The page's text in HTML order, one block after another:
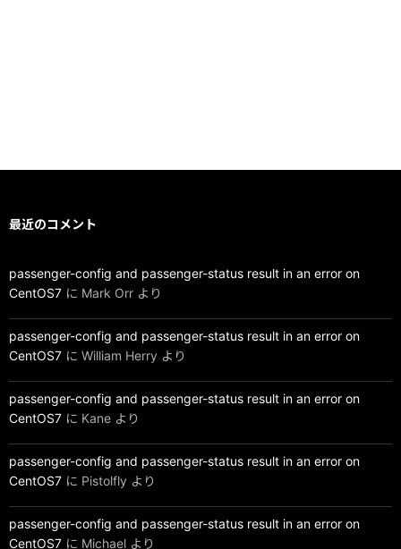
最近のコメント
passenger-config and passenger-status result in an error on
CentOS7 に Mark Orr より
passenger-config and passenger-status result in an error on
CentOS7 に William Herry より
passenger-config and passenger-status result in an error on
CentOS7 に Kane より
passenger-config and passenger-status result in an error on
CentOS7 に Pistolfly より
passenger-config and passenger-status result in an error on
CentOS7 に Michael より